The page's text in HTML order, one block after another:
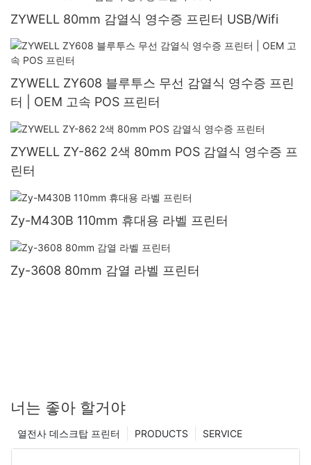
ZYWELL 80mm 감열식 영수증 프린터 USB/Wifi
ZYWELL ZY608 블루투스 무선 감열식 영수증 프린
터 | OEM 고속 POS 프린터
ZYWELL ZY-862 2색 80mm POS 감열식 영수증 프
린터
Zy-M430B 110mm 휴대용 라벨 프린터
Zy-3608 80mm 감열 라벨 프린터
너는 좋아 할거야
SERVICE
PRODUCTS
열전사 데스크탑 프린터